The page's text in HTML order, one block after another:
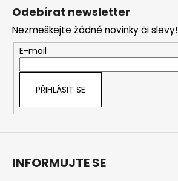
Odebírat newsletter
Nezmeškejte žádné novinky či slevy!
E-mail
PŘIHLÁSIT SE
INFORMUJTE SE